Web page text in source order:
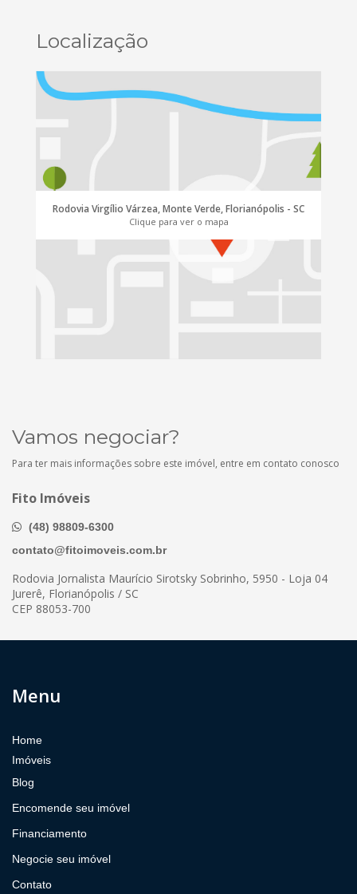
Localização
Rodovia Virgílio Várzea, Monte Verde, Florianópolis - SC
Clique para ver o mapa
Vamos negociar?
Para ter mais informações sobre este imóvel, entre em contato conosco
Fito Imóveis
(48) 98809-6300
contato@fitoimoveis.com.br
Rodovia Jornalista Maurício Sirotsky Sobrinho, 5950 - Loja 04
Jurerê, Florianópolis / SC
CEP 88053-700
Menu
Home
Imóveis
Blog
Encomende seu imóvel
Financiamento
Negocie seu imóvel
Contato